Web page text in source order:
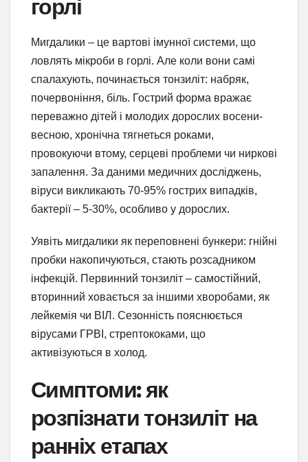
горлі
Мигдалики – це вартові імунної системи, що
ловлять мікроби в горлі. Але коли вони самі
спалахують, починається тонзиліт: набряк,
почервоніння, біль. Гострий форма вражає
переважно дітей і молодих дорослих восени-
весною, хронічна тягнеться роками,
провокуючи втому, серцеві проблеми чи ниркові
запалення. За даними медичних досліджень,
віруси викликають 70-95% гострих випадків,
бактерії – 5-30%, особливо у дорослих.
Уявіть мигдалики як переповнені бункери: гнійні
пробки накопичуються, стають розсадником
інфекцій. Первинний тонзиліт – самостійний,
вторинний ховається за іншими хворобами, як
лейкемія чи ВІЛ. Сезонність пояснюється
вірусами ГРВІ, стрептококами, що
активізуються в холод.
Симптоми: як
розпізнати тонзиліт на
ранніх етапах